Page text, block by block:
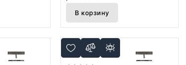
В корзину